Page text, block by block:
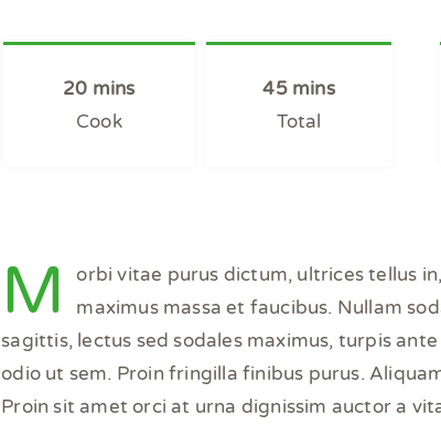
20 mins
Cook
45 mins
Total
M
orbi vitae purus dictum, ultrices tellus
maximus massa et faucibus. Nullam
sagittis, lectus sed sodales maximus, turpis
odio ut sem. Proin fringilla finibus purus.
Proin sit amet orci at urna dignissim auctor a